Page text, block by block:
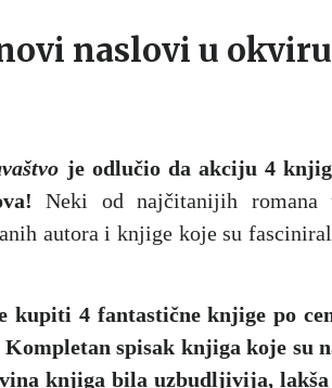
naslovi u okviru
je odlučio da akciju 4
Neki od najčitanijih romana
autora i knjige koje su
kupiti 4 fantastične knjige po
spisak knjiga koje su
knjiga bila uzbudljivija,